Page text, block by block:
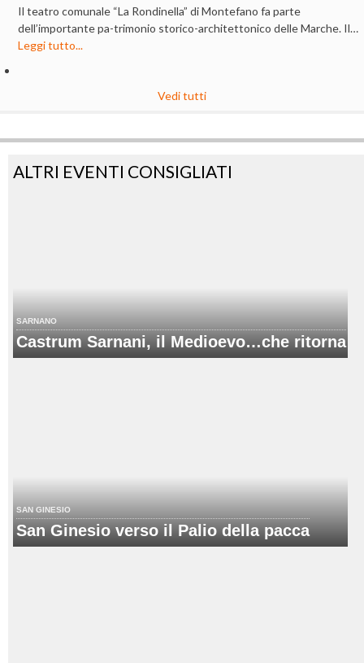
Il teatro comunale “La Rondinella” di Montefano fa parte
dell’importante pa-trimonio storico-architettonico delle Marche. Il…
Leggi tutto...
Vedi tutti
ALTRI EVENTI CONSIGLIATI
SARNANO
Castrum Sarnani, il Medioevo…che ritorna
SAN GINESIO
San Ginesio verso il Palio della pacca